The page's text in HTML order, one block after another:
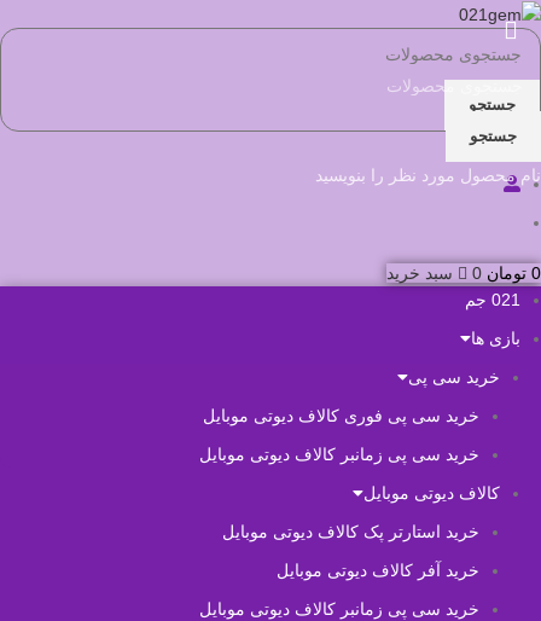
جستجو
0 تومان 0
سبد خرید
021 جم
بازی ها
خرید سی پی
خرید سی پی فوری کالاف دیوتی موبایل
خرید سی پی زمانبر کالاف دیوتی موبایل
کالاف دیوتی موبایل
خرید استارتر پک کالاف دیوتی موبایل
خرید آفر کالاف دیوتی موبایل
خرید سی پی زمانبر کالاف دیوتی موبایل
جستجو
نام محصول مورد نظر را بنویسید